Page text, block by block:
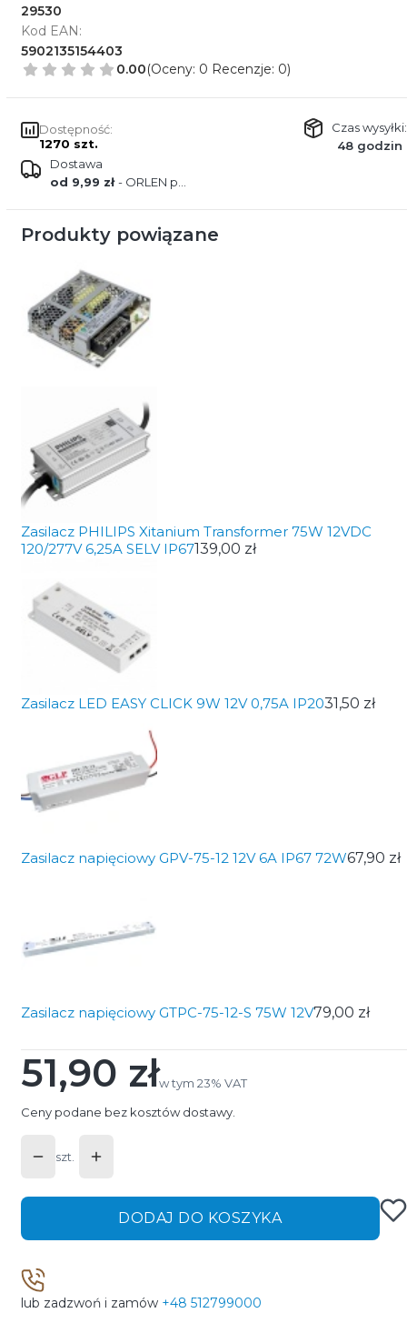
29530
Kod EAN:
5902135154403
0.00(Oceny: 0 Recenzje: 0)
Dostępność:
1270 szt.
Czas wysyłki:
48 godzin
Dostawa
od 9,99 zł- ORLEN paczka
Produkty powiązane
Zasilacz PHILIPS Xitanium Transformer 75W 12VDC
120/277V 6,25A SELV IP67139,00 zł
Zasilacz LED EASY CLICK 9W 12V 0,75A IP2031,50 zł
Zasilacz napięciowy GPV-75-12 12V 6A IP67 72W67,90 zł
Zasilacz napięciowy GTPC-75-12-S 75W 12V79,00 zł
Cena
51,90 złw tym 23% VAT
w tym 23% VAT
Ceny podane bez kosztów dostawy.
szt.
DODAJ DO KOSZYKA
lub zadzwoń i zamów +48 512799000